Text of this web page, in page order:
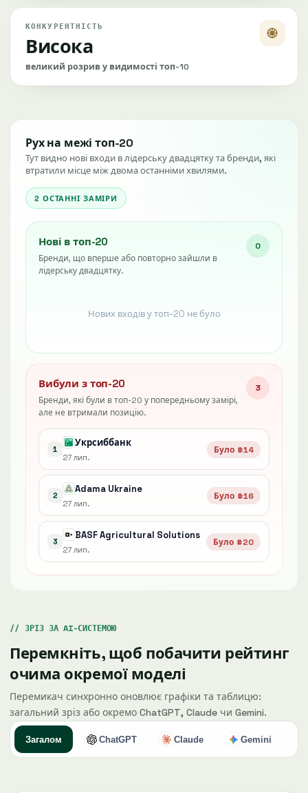
КОНКУРЕНТНІСТЬ
Висока
великий розрив у видимості топ-10
Рух на межі топ-20
Тут видно нові входи в лідерську двадцятку та бренди, які
втратили місце між двома останніми хвилями.
2 ОСТАННІ ЗАМІРИ
Нові в топ-20
Бренди, що вперше або повторно зайшли в
лідерську двадцятку.
0
Нових входів у топ-20 не було
Вибули з топ-20
Бренди, які були в топ-20 у попередньому замірі,
але не втримали позицію.
3
1
Укрсиббанк
27 лип.
Було #14
2
Adama Ukraine
27 лип.
Було #16
3
BASF Agricultural Solutions
27 лип.
Було #20
ЗРІЗ ЗА AI-СИСТЕМОЮ
Перемкніть, щоб побачити рейтинг
очима окремої моделі
Перемикач синхронно оновлює графіки та таблицю:
загальний зріз або окремо ChatGPT, Claude чи Gemini.
Загалом ChatGPT Claude Gemini